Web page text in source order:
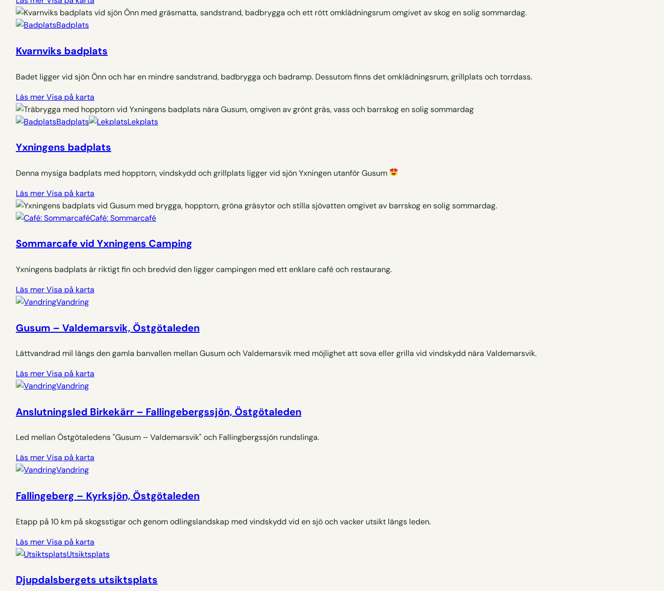
Badplats
Kvarnviks badplats
Badet ligger vid sjön Önn och har en mindre sandstrand, badbrygga och badramp. Dessutom finns det omklädningsrum, grillplats och torrdass.
Läs merVisa på karta
Badplats Lekplats
Yxningens badplats
Denna mysiga badplats med hopptorn, vindskydd och grillplats ligger vid sjön Yxningen utanför Gusum
Läs merVisa på karta
Café: Sommarcafé
Sommarcafe vid Yxningens Camping
Yxningens badplats är riktigt fin och bredvid den ligger campingen med ett enklare café och restaurang.
Läs merVisa på karta
Vandring
Gusum – Valdemarsvik, Östgötaleden
Lättvandrad mil längs den gamla banvallen mellan Gusum och Valdemarsvik med möjlighet att sova eller grilla vid vindskydd nära Valdemarsvik.
Läs merVisa på karta
Vandring
Anslutningsled Birkekärr – Fallingebergssjön, Östgötaleden
Led mellan Östgötaledens "Gusum – Valdemarsvik" och Fallingbergssjön rundslinga.
Läs merVisa på karta
Vandring
Fallingeberg – Kyrksjön, Östgötaleden
Etapp på 10 km på skogsstigar och genom odlingslandskap med vindskydd vid en sjö och vacker utsikt längs leden.
Läs merVisa på karta
Utsiktsplats
Djupdalsbergets utsiktsplats